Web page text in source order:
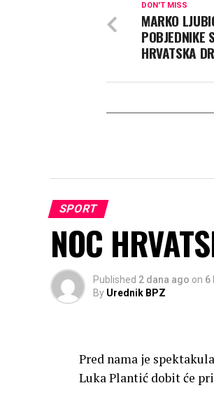
DON'T MISS
MARKO
POBJEDNIKE
HRVATSKA
SPORT
NOC
Published 2 dana ago on 6
By Urednik BPZ
Pred nama je
Luka Plantić dobit će